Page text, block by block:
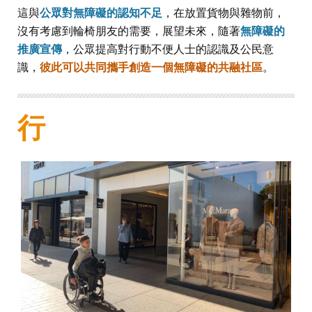
這與公眾對無障礙的認知不足 ，在放置貨物與雜物前，
沒有考慮到輪椅朋友的需要，展望未來，隨著無障礙的
推廣宣傳，公眾提高對行動不便人士的認識及公民意
識， 彼此可以共同攜手創造一個無障礙的共融社區。
行